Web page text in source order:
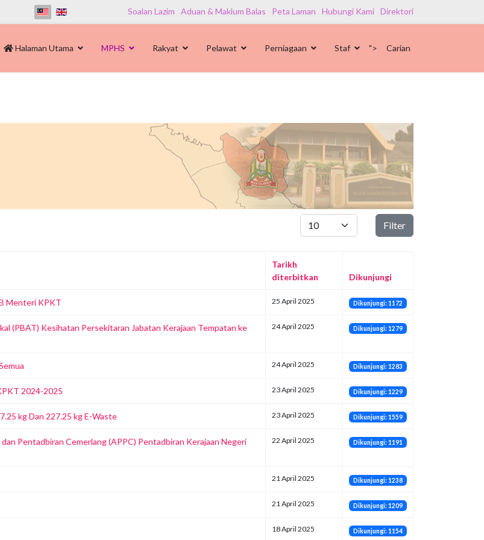
Soalan Lazim Aduan & Maklum Balas Peta Laman Hubungi Kami Direktori
Halaman Utama MPHS Rakyat Pelawat Perniagaan Staf "> Carian
Papar # Filter
Tarikh
diterbitkan
Dikunjungi
Menteri KPKT 25 April 2025 Dikunjungi: 1172
(PBAT) Kesihatan Persekitaran Jabatan Kerajaan Tempatan ke
24 April 2025 Dikunjungi: 1279
24 April 2025 Dikunjungi: 1283
2024-2025 23 April 2025 Dikunjungi: 1229
kg Dan 227.25 kg E-Waste 23 April 2025 Dikunjungi: 1559
Pentadbiran Cemerlang (APPC) Pentadbiran Kerajaan Negeri
22 April 2025 Dikunjungi: 1191
21 April 2025 Dikunjungi: 1238
21 April 2025 Dikunjungi: 1209
18 April 2025 Dikunjungi: 1154